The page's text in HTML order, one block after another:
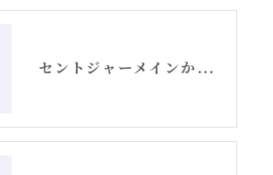
セントジャーメインからのスピリチュアルメッセージ・アリーシャ